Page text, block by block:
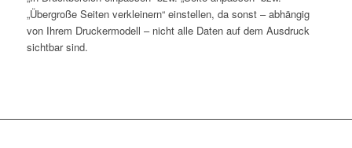
„Übergroße Seiten verkleinern“ einstellen, da sonst – abhängig
von Ihrem Druckermodell – nicht alle Daten auf dem Ausdruck
sichtbar sind.